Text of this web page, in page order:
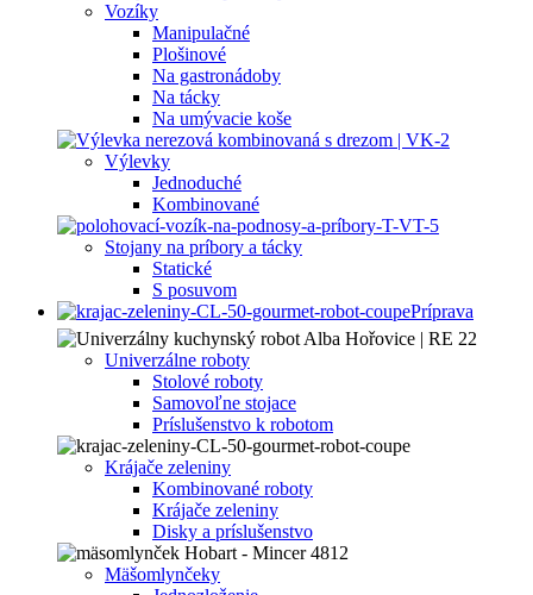
Vozíky
Manipulačné
Plošinové
Na gastronádoby
Na tácky
Na umývacie koše
Výlevky
Jednoduché
Kombinované
Stojany na príbory a tácky
Statické
S posuvom
Príprava
Univerzálne roboty
Stolové roboty
Samovoľne stojace
Príslušenstvo k robotom
Krájače zeleniny
Kombinované roboty
Krájače zeleniny
Disky a príslušenstvo
Mäšomlynčeky